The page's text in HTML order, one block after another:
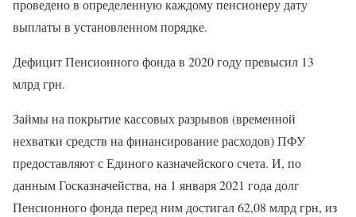
проведено в определенную каждому пенсионеру дату
выплаты в установленном порядке.
Дефицит Пенсионного фонда в 2020 году превысил 13
млрд грн.
Займы на покрытие кассовых разрывов (временной
нехватки средств на финансирование расходов) ПФУ
предоставляют с Единого казначейского счета. И, по
данным Госказначейства, на 1 января 2021 года долг
Пенсионного фонда перед ним достигал 62,08 млрд грн, из